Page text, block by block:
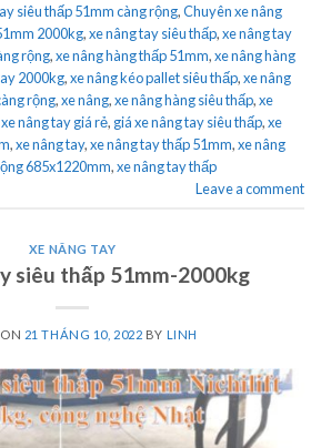
siêu thấp 51mm càng rộng,Chuyên xe nâng
2000kg,xe nâng tay siêu thấp,xe nâng tay
rộng,xe nâng hàng thấp 51mm,xe nâng hàng
2000kg,xe nâng kéo pallet siêu thấp,xe nâng
rộng,xe nâng,xe nâng hàng siêu thấp,xe
xe nâng tay giá rẻ, giá xe nâng tay siêu thấp,xe
,xe nâng tay,xe nâng tay thấp 51mm,xe nâng
685x1220mm,xe nâng tay thấp
Leave a comment
XE NÂNG TAY
siêu thấp 51mm-2000kg
21 THÁNG 10, 2022 BY LINH